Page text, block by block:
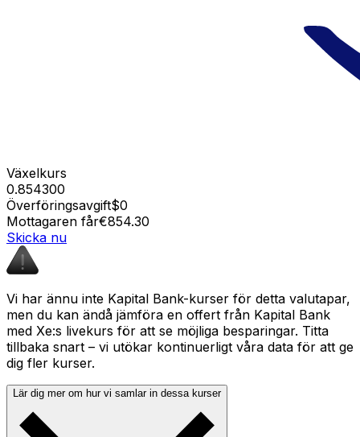
Växelkurs
0.854300
Överföringsavgift$0
Mottagaren får€854.30
Skicka nu
Vi har ännu inte Kapital Bank-kurser för detta valutapar,
men du kan ändå jämföra en offert från Kapital Bank
med Xe:s livekurs för att se möjliga besparingar. Titta
tillbaka snart – vi utökar kontinuerligt våra data för att ge
dig fler kurser.
Lär dig mer om hur vi samlar in dessa kurser